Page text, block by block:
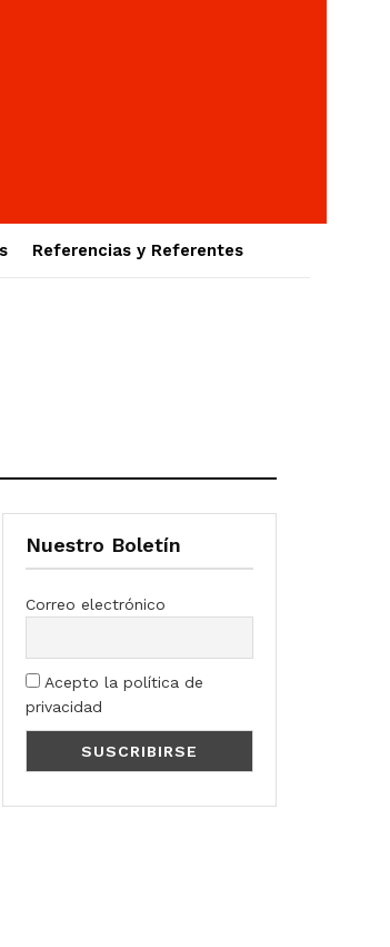
Referencias y Referentes
Nuestro Boletín
Correo electrónico
Acepto la política de
privacidad